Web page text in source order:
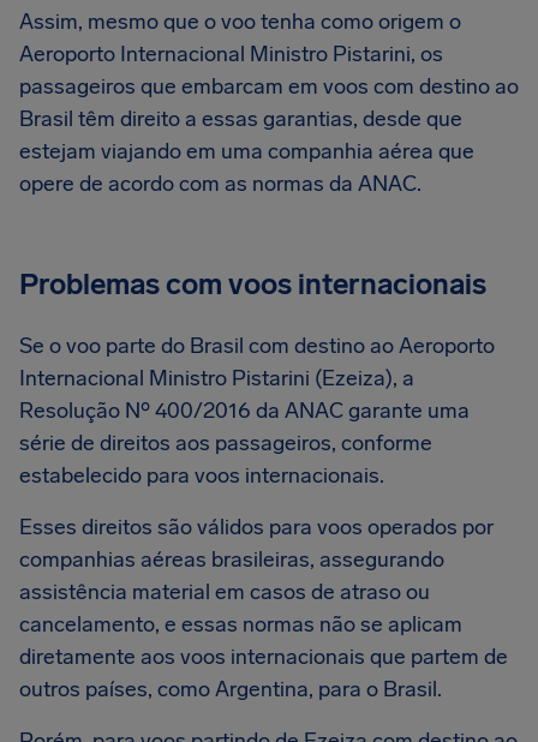
Assim, mesmo que o voo tenha como origem o
Aeroporto Internacional Ministro Pistarini, os
passageiros que embarcam em voos com destino ao
Brasil têm direito a essas garantias, desde que
estejam viajando em uma companhia aérea que
opere de acordo com as normas da ANAC.
Problemas com voos internacionais
Se o voo parte do Brasil com destino ao Aeroporto
Internacional Ministro Pistarini (Ezeiza), a
Resolução Nº 400/2016 da ANAC garante uma
série de direitos aos passageiros, conforme
estabelecido para voos internacionais.
Esses direitos são válidos para voos operados por
companhias aéreas brasileiras, assegurando
assistência material em casos de atraso ou
cancelamento, e essas normas não se aplicam
diretamente aos voos internacionais que partem de
outros países, como Argentina, para o Brasil.